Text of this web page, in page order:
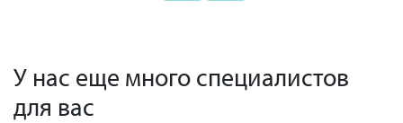
У нас еще много специалистов
для вас